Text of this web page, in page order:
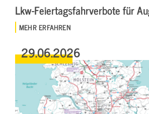
Lkw-Feiertagsfahrverbote für
MEHR ERFAHREN
29.06.2026